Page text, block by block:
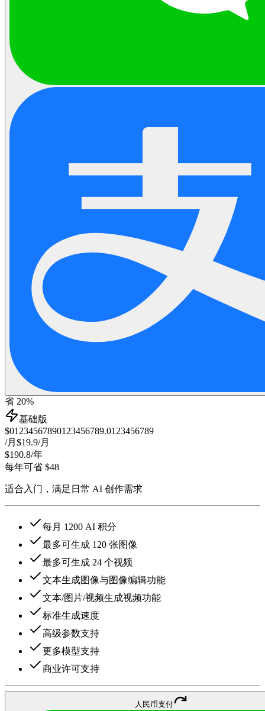
省 20%
基础版
$01234567890123456789.0123456789
/月 $19.9/月
$190.8/年
每年可省 $48
适合入门，满足日常 AI 创作需求
每月 1200 AI 积分
最多可生成 120 张图像
最多可生成 24 个视频
文本生成图像与图像编辑功能
文本/图片/视频生成视频功能
标准生成速度
高级参数支持
更多模型支持
商业许可支持
人民币支付